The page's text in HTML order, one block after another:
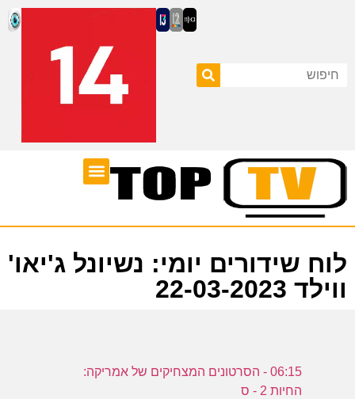
לוח שידורים יומי: נשיונל ג'יאו'
ווילד 22-03-2023
06:15 - הסרטונים המצחיקים של אמריקה:
החיות 2 - ס